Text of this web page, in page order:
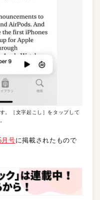
。［文字起こし］をタップして
月号に掲載されたもので